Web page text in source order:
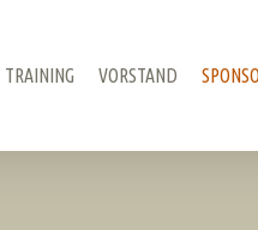
TRAINING VORSTAND